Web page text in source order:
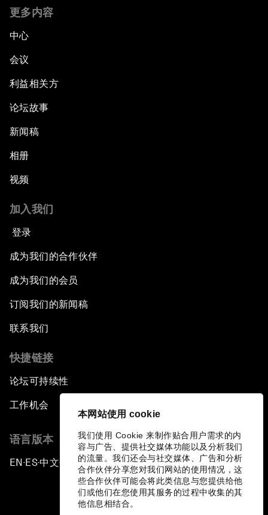
本网站使用 cookie
我们使用 Cookie 来制作贴合用户需求的内
容与广告、提供社交媒体功能以及分析我们
的流量。我们还会与社交媒体、广告和分析
合作伙伴分享您对我们网站的使用情况，这
些合作伙伴可能会将此类信息与您提供给他
们或他们在您使用其服务的过程中收集的其
他信息相结合。
更多内容
中心
会议
利益相关方
论坛故事
新闻稿
相册
视频
加入我们
登录
成为我们的合作伙伴
成为我们的会员
订阅我们的新闻稿
联系我们
快捷链接
论坛可持续性
工作机会
语言版本
EN ▪ES▪中文▪ 日本語